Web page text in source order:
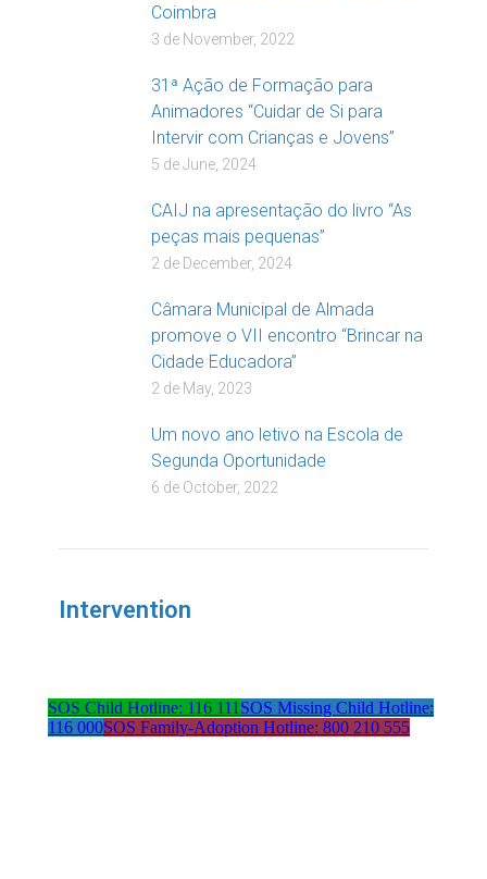
Coimbra
3 de November, 2022
31ª Ação de Formação para
Animadores “Cuidar de Si para
Intervir com Crianças e Jovens”
5 de June, 2024
CAIJ na apresentação do livro “As
peças mais pequenas”
2 de December, 2024
Câmara Municipal de Almada
promove o VII encontro “Brincar na
Cidade Educadora”
2 de May, 2023
Um novo ano letivo na Escola de
Segunda Oportunidade
6 de October, 2022
Intervention
SOS Child Hotline: 116 111 SOS Missing Child Hotline:
116 000SOS Family-Adoption Hotline: 800 210 555